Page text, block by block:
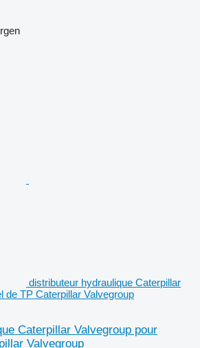
distributeur hydraulique Caterpillar
de TP Caterpillar Valvegroup
Caterpillar Valvegroup pour
Valvegroup